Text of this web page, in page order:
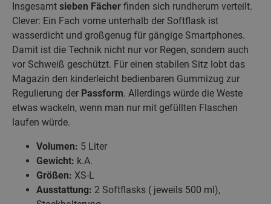
Insgesamt sieben Fächer finden sich rundherum verteilt.
Clever: Ein Fach vorne unterhalb der Softflask ist
wasserdicht und großgenug für gängige Smartphones.
Damit ist die Technik nicht nur vor Regen, sondern auch
vor Schweiß geschützt. Für einen stabilen Sitz lobt das
Magazin den kinderleicht bedienbaren Gummizug zur
Regulierung der Passform. Allerdings würde die Weste
etwas wackeln, wenn man nur mit gefüllten Flaschen
laufen würde.
Volumen: 5 Liter
Gewicht: k.A.
Größen: XS-L
Ausstattung: 2 Softflasks ( jeweils 500 ml),